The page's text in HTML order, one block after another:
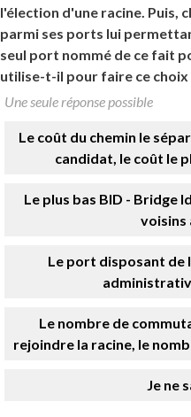
l'élection d'une racine. Puis,
parmi ses ports lui
seul port nommé de ce fait
utilise-t-il pour faire ce choix
Une seule réponse possible
Le coût du chemin le
candidat, le coût le
Le plus bas BID - Bridge
voisins
Le port disposant de
Le nombre de
rejoindre la racine, le
Je ne